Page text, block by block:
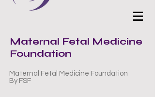
Maternal Fetal Medicine
Foundation
Maternal Fetal Medicine Foundation
By FSF